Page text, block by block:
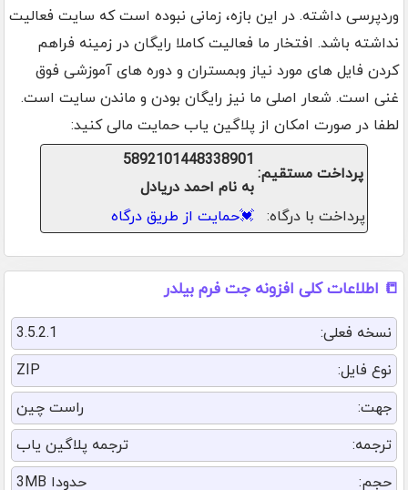
وردپرسی داشته. در این بازه، زمانی نبوده است که سایت فعالیت
نداشته باشد. افتخار ما فعالیت کاملا رایگان در زمینه فراهم
کردن فایل های مورد نیاز وبمستران و دوره های آموزشی فوق
غنی است. شعار اصلی ما نیز رایگان بودن و ماندن سایت است.
لطفا در صورت امکان از پلاگین یاب حمایت مالی کنید:
پرداخت مستقیم:
5892101448338901
به نام احمد دریادل
پرداخت با درگاه:
💓حمایت از طریق درگاه
📒 اطلاعات کلی افزونه جت فرم بیلدر
نسخه فعلی:
3.5.2.1
نوع فایل:
ZIP
جهت:
راست چین
ترجمه:
ترجمه پلاگین یاب
حجم:
حدودا 3MB